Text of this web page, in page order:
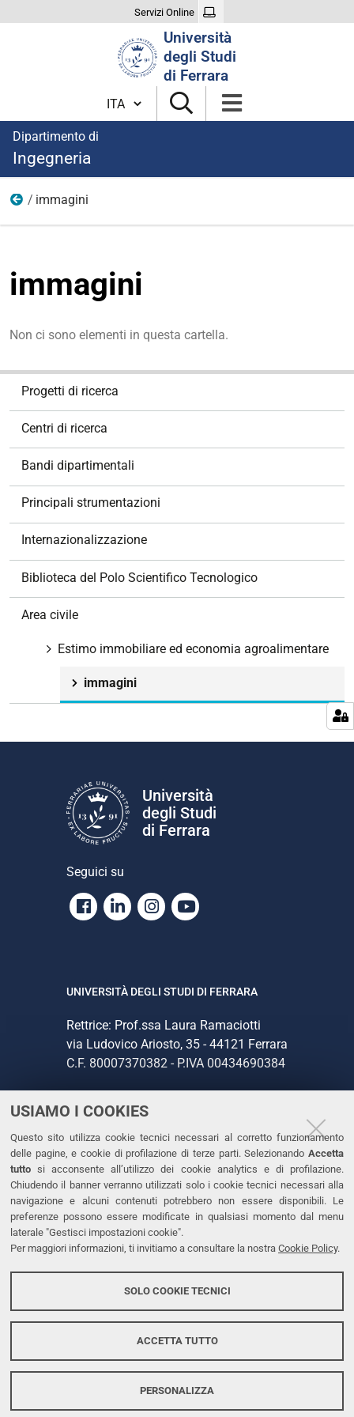
USIAMO I COOKIES
Questo sito utilizza cookie tecnici necessari al corretto funzionamento
delle pagine, e cookie di profilazione di terze parti. Selezionando Accetta
tutto si acconsente all’utilizzo dei cookie analytics e di profilazione.
Chiudendo il banner verranno utilizzati solo i cookie tecnici necessari alla
navigazione e alcuni contenuti potrebbero non essere disponibili. Le
preferenze possono essere modificate in qualsiasi momento dal menu
laterale "Gestisci impostazioni cookie".
Per maggiori informazioni, ti invitiamo a consultare la nostra Cookie Policy.
SOLO COOKIE TECNICI
ACCETTA TUTTO
PERSONALIZZA
Servizi Online
Università
degli Studi
di Ferrara
Cambia lingua
Dipartimento di
Ingegneria
Estimo immobiliare ed economia agroalimentare
immagini
immagini
Non ci sono elementi in questa cartella.
Progetti di ricerca
Centri di ricerca
Bandi dipartimentali
Principali strumentazioni
Internazionalizzazione
Biblioteca del Polo Scientifico Tecnologico
Area civile
Estimo immobiliare ed economia agroalimentare
immagini
Università
degli Studi
di Ferrara
Seguici su
Facebook
LinkedinInstagram
Youtube
UNIVERSITÀ DEGLI STUDI DI FERRARA
Rettrice: Prof.ssa Laura Ramaciotti
via Ludovico Ariosto, 35 - 44121 Ferrara
C.F. 80007370382 - P.IVA 00434690384
CONTATTI
Tel. +39 0532 293111
Fax. +39 0532 293031
PEC
LINKS
Dichiarazione di accessibilità
Protezione dati personali